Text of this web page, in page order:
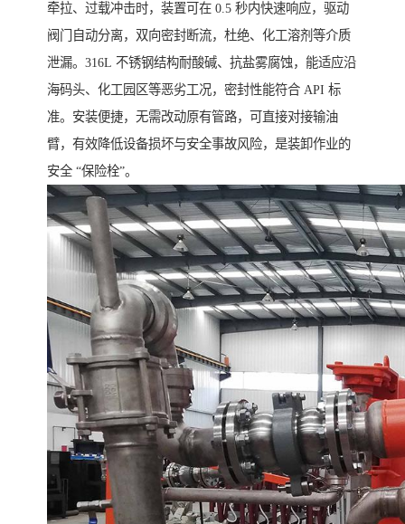
牵拉、过载冲击时，装置可在 0.5 秒内快速响应，驱动
阀门自动分离，双向密封断流，杜绝、化工溶剂等介质
泄漏。316L 不锈钢结构耐酸碱、抗盐雾腐蚀，能适应沿
海码头、化工园区等恶劣工况，密封性能符合 API 标
准。安装便捷，无需改动原有管路，可直接对接输油
臂，有效降低设备损坏与安全事故风险，是装卸作业的
安全 “保险栓”。